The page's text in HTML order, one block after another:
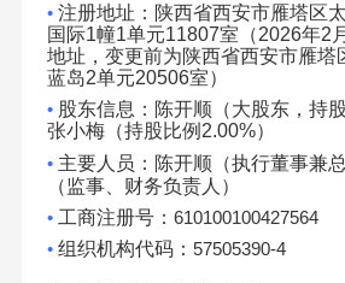
• 注册地址：陕西省西安市雁塔区
国际1幢1单元11807室（2026年2 月
地址，变更前为陕西省西安市雁塔
蓝岛2单元20506室）
• 股东信息：陈开顺（大股东，持
张小梅（持股比例 2.00%）
• 主要人员：陈开顺（执行董事兼
（监事、财务负责人）
• 工商注册号： 610100100427564
• 组织机构代码： 57505390-4